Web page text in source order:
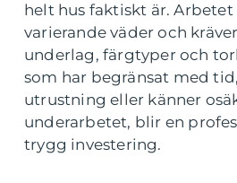
helt hus faktiskt är. Arbetet
varierande väder och
underlag, färgtyper och
som har begränsat med
utrustning eller känner
underarbetet, blir en
trygg investering.